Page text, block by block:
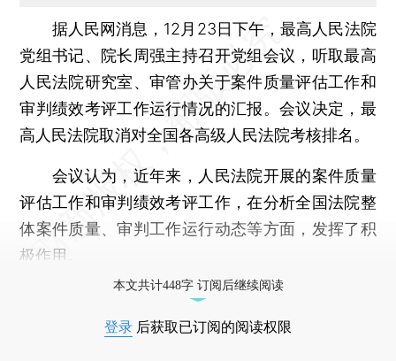
据人民网消息，12月23日下午，最高人民法院
党组书记、院长周强主持召开党组会议，听取最高
人民法院研究室、审管办关于案件质量评估工作和
审判绩效考评工作运行情况的汇报。会议决定，最
高人民法院取消对全国各高级人民法院考核排名。
会议认为，近年来，人民法院开展的案件质量
评估工作和审判绩效考评工作，在分析全国法院整
体案件质量、审判工作运行动态等方面，发挥了积
极作用。
本文共计448字 订阅后继续阅读
登录 后获取已订阅的阅读权限